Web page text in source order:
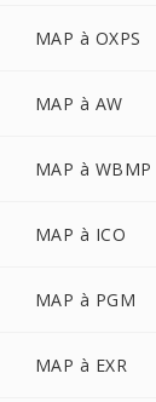
MAP à OXPS
MAP à AW
MAP à WBMP
MAP à ICO
MAP à PGM
MAP à EXR